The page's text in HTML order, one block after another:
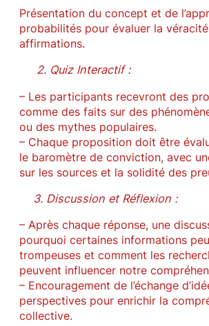
Présentation du concept et de
probabilités pour évaluer la
affirmations.
2. Quiz Interactif :
– Les participants recevront des
comme des faits sur des
ou des mythes populaires.
– Chaque proposition doit être
le baromètre de conviction, avec
sur les sources et la solidité des
3. Discussion et Réflexion :
– Après chaque réponse, une
pourquoi certaines informations
trompeuses et comment les
peuvent influencer notre
– Encouragement de l’échange
perspectives pour enrichir la
collective.